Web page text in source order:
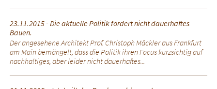
23.11.2015 - Die aktuelle Politik fördert nicht dauerhaftes
Bauen.
Der angesehene Architekt Prof. Christoph Mäckler aus Frankfurt
am Main bemängelt, dass die Politik ihren Focus kurzsichtig auf
nachhaltiges, aber leider nicht dauerhaftes...